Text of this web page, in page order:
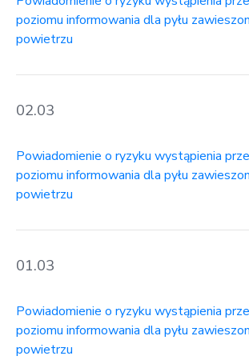
poziomu informowania dla pyłu
powietrzu
02.03
Powiadomienie o ryzyku wystąpienia
poziomu informowania dla pyłu
powietrzu
01.03
Powiadomienie o ryzyku wystąpienia
poziomu informowania dla pyłu
powietrzu